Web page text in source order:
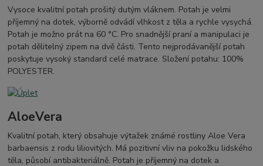
Vysoce kvalitní potah prošitý dutým vláknem. Potah je velmi
příjemný na dotek, výborně odvádí vlhkost z těla a rychle vysychá.
Potah je možno prát na 60 °C. Pro snadnější praní a manipulaci je
potah dělitelný zipem na dvě části. Tento nejprodávanější potah
poskytuje vysoký standard celé matrace. Složení potahu: 100%
POLYESTER.
AloeVera
Kvalitní potah, který obsahuje výtažek známé rostliny Aloe Vera
barbaensis z rodu liliovitých. Má pozitivní vliv na pokožku lidského
těla, působí antibakteriálně. Potah je příjemný na dotek a